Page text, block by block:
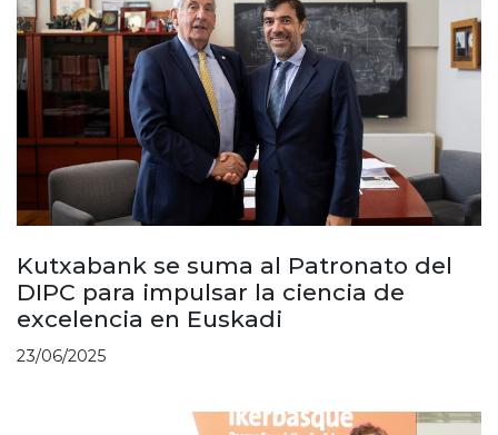
Kutxabank se suma al Patronato del
DIPC para impulsar la ciencia de
excelencia en Euskadi
23/06/2025